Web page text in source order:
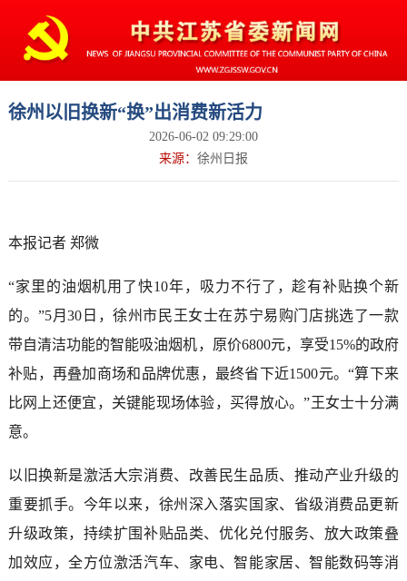
徐州以旧换新“换”出消费新活力
2026-06-02 09:29:00
来源： 徐州日报
本报记者 郑微
“家里的油烟机用了快10年，吸力不行了，趁有补贴换个新
的。”5月30日，徐州市民王女士在苏宁易购门店挑选了一款
带自清洁功能的智能吸油烟机，原价6800元，享受15%的政府
补贴，再叠加商场和品牌优惠，最终省下近1500元。“算下来
比网上还便宜，关键能现场体验，买得放心。”王女士十分满
意。
以旧换新是激活大宗消费、改善民生品质、推动产业升级的
重要抓手。今年以来，徐州深入落实国家、省级消费品更新
升级政策，持续扩围补贴品类、优化兑付服务、放大政策叠
加效应，全方位激活汽车、家电、智能家居、智能数码等消